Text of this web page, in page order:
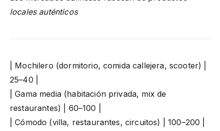
locales auténticos
| Mochilero (dormitorio, comida callejera, scooter) |
25–40 |
| Gama media (habitación privada, mix de
restaurantes) | 60–100 |
| Cómodo (villa, restaurantes, circuitos) | 100–200 |